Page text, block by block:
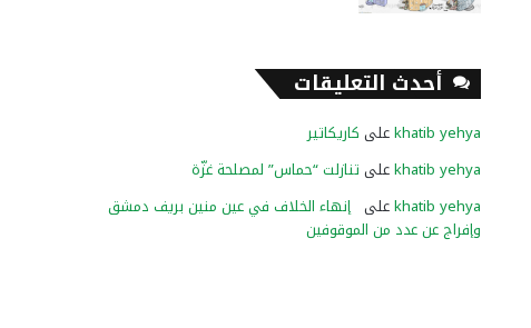
أحدث التعليقات
khatib yehyaعلى كاريكاتير
khatib yehyaعلى تنازلت “حماس” لمصلحة غزّة
khatib yehyaعلى إنهاء الخلاف في عين منين بريف دمشق
وإفراج عن عدد من الموقوفين